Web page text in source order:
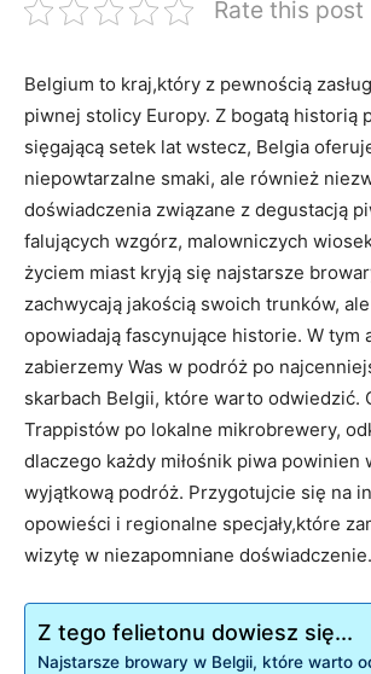
Rate this post
Belgium to⁤ kraj,który z pewnością
piwnej stolicy‍ Europy. Z bogatą historią
sięgającą setek lat wstecz,⁣ Belgia
niepowtarzalne smaki, ale ⁤również
doświadczenia⁢ związane ‍z degustacją
falujących wzgórz, malowniczych
życiem miast kryją się najstarsze‍
zachwycają jakością swoich​ trunków,
opowiadają ‍fascynujące⁣ historie. W tym
zabierzemy Was w podróż po
skarbach Belgii, które warto odwiedzić.
Trappistów po lokalne ‍mikrobrewery,
dlaczego ⁤każdy ⁤miłośnik ​piwa powinien
wyjątkową podróż. Przygotujcie się⁤ na
opowieści i⁤ regionalne specjały,które
‌wizytę w niezapomniane doświadczenie.
Z tego felietonu dowiesz się...
Najstarsze⁤ browary w Belgii, które‍ warto